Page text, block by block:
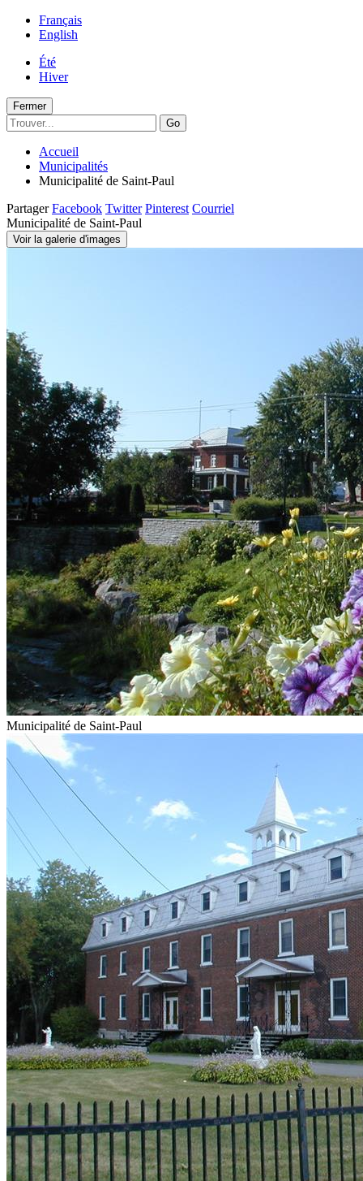
Français
English
Été
Hiver
Fermer
Go
Accueil
Municipalités
Municipalité de Saint-Paul
Partager Facebook Twitter Pinterest Courriel
Municipalité de Saint-Paul
Voir la galerie d'images
Municipalité de Saint-Paul